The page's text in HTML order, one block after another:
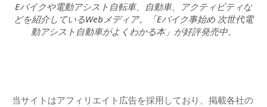
Eバイクや電動アシスト自転車、自動車、アクティビティな
どを紹介しているWebメディア。「Eバイク事始め 次世代電
動アシスト自動車がよくわかる本」が好評発売中。
当サイトはアフィリエイト広告を採用しており、掲載各社の